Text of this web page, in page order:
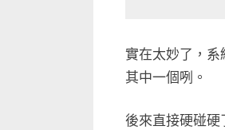
實在太妙了，
其中一個咧。
後來直接硬碰